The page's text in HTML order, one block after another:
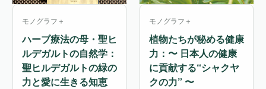
モノグラフ＋
ハーブ療法の母・聖ヒ
ルデガルトの自然学：
聖ヒルデガルトの緑の
力と愛に生きる知恵
モノグラフ＋
植物たちが秘める健康
力：〜 日本人の健康
に貢献する“シャクヤ
クの力” 〜